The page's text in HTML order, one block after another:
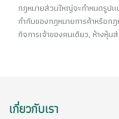
กฎหมายส่วนใหญ่จะกำหนดรูป
กำกับของกฎหมายการค้าหรือ
กิจการเจ้าของคนเดียว, ห้างหุ้
เกี่ยวกับเรา